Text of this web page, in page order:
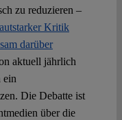
zu reduzieren –
Kritik
darüber
aktuell jährlich
ein
Die Debatte ist
über die